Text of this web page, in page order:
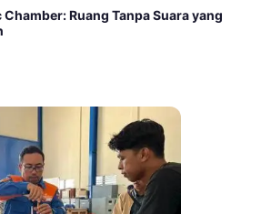
Ruang Tanpa Suara yang